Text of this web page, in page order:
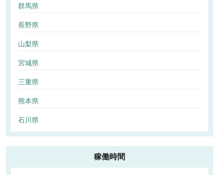
群馬県
長野県
山梨県
宮城県
三重県
熊本県
石川県
稼働時間